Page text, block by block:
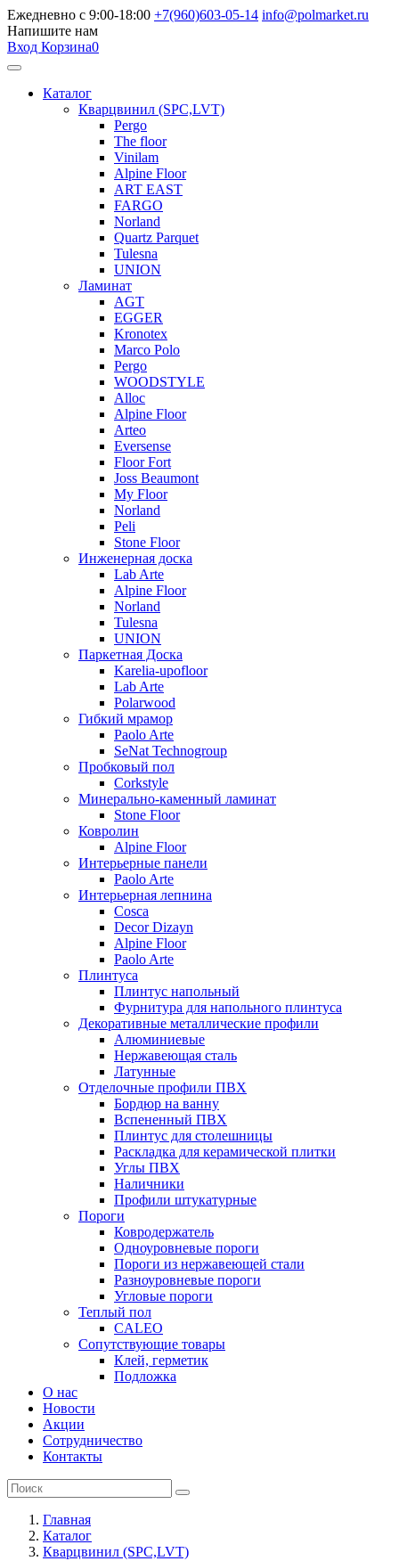
Ежедневно с 9:00-18:00 +7(960)603-05-14 info@polmarket.ru
Напишите нам
Вход Корзина0
Каталог
Кварцвинил (SPC,LVT)
Pergo
The floor
Vinilam
Alpine Floor
ART EAST
FARGO
Norland
Quartz Parquet
Tulesna
UNION
Ламинат
AGT
EGGER
Kronotex
Marco Polo
Pergo
WOODSTYLE
Alloc
Alpine Floor
Arteo
Eversense
Floor Fort
Joss Beaumont
My Floor
Norland
Peli
Stone Floor
Инженерная доска
Lab Arte
Alpine Floor
Norland
Tulesna
UNION
Паркетная Доска
Karelia-upofloor
Lab Arte
Polarwood
Гибкий мрамор
Paolo Arte
SeNat Technogroup
Пробковый пол
Corkstyle
Минерально-каменный ламинат
Stone Floor
Ковролин
Alpine Floor
Интерьерные панели
Paolo Arte
Интерьерная лепнина
Cosca
Decor Dizayn
Alpine Floor
Paolo Arte
Плинтуса
Плинтус напольный
Фурнитура для напольного плинтуса
Декоративные металлические профили
Алюминиевые
Нержавеющая сталь
Латунные
Отделочные профили ПВХ
Бордюр на ванну
Вспененный ПВХ
Плинтус для столешницы
Раскладка для керамической плитки
Углы ПВХ
Наличники
Профили штукатурные
Пороги
Ковродержатель
Одноуровневые пороги
Пороги из нержавеющей стали
Разноуровневые пороги
Угловые пороги
Теплый пол
CALEO
Сопутствующие товары
Клей, герметик
Подложка
О нас
Новости
Акции
Сотрудничество
Контакты
Главная
Каталог
Кварцвинил (SPC,LVT)